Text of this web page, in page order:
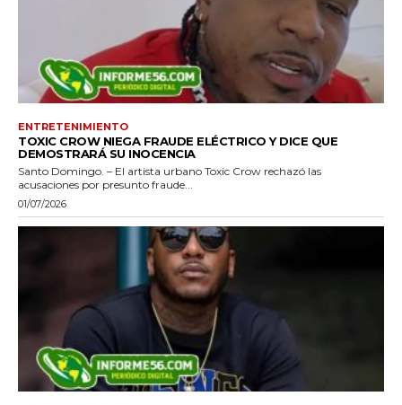
ENTRETENIMIENTO
TOXIC CROW NIEGA FRAUDE ELÉCTRICO Y DICE QUE
DEMOSTRARÁ SU INOCENCIA
Santo Domingo. – El artista urbano Toxic Crow rechazó las
acusaciones por presunto fraude...
01/07/2026